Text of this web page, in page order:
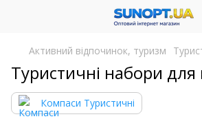
Активний відпочинок, туризм
Туристичні набори
Компаси Туристичні